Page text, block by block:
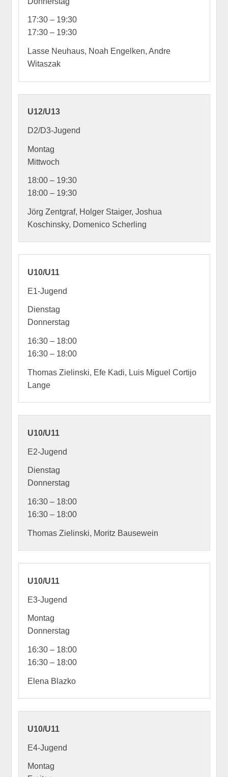
17:30 – 19:30
17:30 – 19:30
Lasse Neuhaus, Noah Engelken, Andre
Witaszak
U12/U13
D2/D3-Jugend
Montag
Mittwoch
18:00 – 19:30
18:00 – 19:30
Jörg Zentgraf, Holger Staiger, Joshua
Koschinsky, Domenico Scherling
U10/U11
E1-Jugend
Dienstag
Donnerstag
16:30 – 18:00
16:30 – 18:00
Thomas Zielinski, Efe Kadi, Luis Miguel Cortijo
Lange
U10/U11
E2-Jugend
Dienstag
Donnerstag
16:30 – 18:00
16:30 – 18:00
Thomas Zielinski, Moritz Bausewein
U10/U11
E3-Jugend
Montag
Donnerstag
16:30 – 18:00
16:30 – 18:00
Elena Blazko
U10/U11
E4-Jugend
Montag